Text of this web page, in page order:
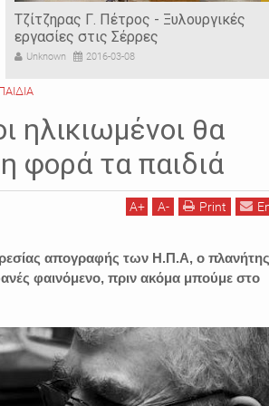
Goal Cafe - Το Νο1 Sports Cafe στις
Σέρρες
Unknown 2016-02-09
ηλικιωμένοι θα
φορά τα παιδιά
A+ A- Print
απογραφής των Η.Π.Α, ο πλανήτης
φαινόμενο, πριν ακόμα μπούμε στο